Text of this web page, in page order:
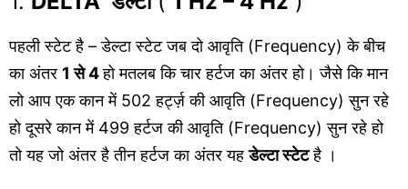
पहली स्टेट है – डेल्टा स्टेट जब दो आवृति (Frequency) के बीच
का अंतर 1 से 4हो मतलब कि चार हर्टज का अंतर हो। जैसे कि मान
लो आप एक कान में 502 हर्ट्ज़ की आवृति (Frequency) सुन रहे
हो दूसरे कान में 499 हर्टज की आवृति (Frequency) सुन रहे हो
तो यह जो अंतर है तीन हर्टज का अंतर यहडेल्टा स्टेटहै ।